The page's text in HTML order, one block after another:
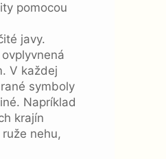
pomocou
javy.
V každej
symboly
Napríklad
krajín
nehu,